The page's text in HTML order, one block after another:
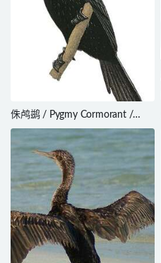
侏鸬鹚 / Pygmy Cormorant /
Microcarbo pygmaeus